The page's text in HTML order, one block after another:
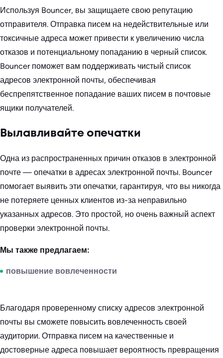
Используя Bouncer, вы защищаете свою репутацию
отправителя. Отправка писем на недействительные или
токсичные адреса может привести к увеличению числа
отказов и потенциальному попаданию в черный список.
Bouncer поможет вам поддерживать чистый список
адресов электронной почты, обеспечивая
беспрепятственное попадание ваших писем в почтовые
ящики получателей.
Вылавливайте опечатки
Одна из распространенных причин отказов в электронной
почте — опечатки в адресах электронной почты. Bouncer
помогает выявить эти опечатки, гарантируя, что вы никогда
не потеряете ценных клиентов из-за неправильно
указанных адресов. Это простой, но очень важный аспект
проверки электронной почты.
Мы также предлагаем:
повышение вовлеченности
Благодаря проверенному списку адресов электронной
почты вы сможете повысить вовлеченность своей
аудитории. Отправка писем на качественные и
достоверные адреса повышает вероятность превращения